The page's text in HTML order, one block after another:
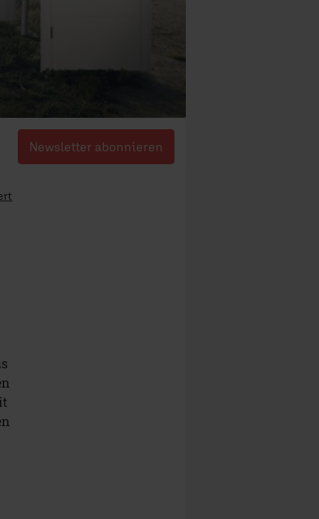
Newsletter abonnieren